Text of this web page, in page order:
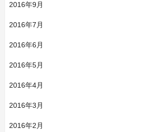
2016年9月
2016年7月
2016年6月
2016年5月
2016年4月
2016年3月
2016年2月